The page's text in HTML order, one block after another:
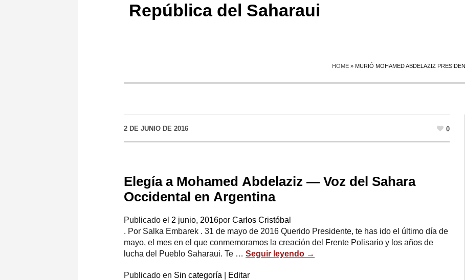
República del Saharaui
HOME » MURIÓ MOHAMED ABDELAZIZ
2 DE JUNIO DE 2016 0
Elegía a Mohamed Abdelaziz — Voz del Sahara
Occidental en Argentina
Publicado el 2 junio, 2016por Carlos Cristóbal
. Por Salka Embarek . 31 de mayo de 2016 Querido Presidente, te has ido el último día de
mayo, el mes en el que conmemoramos la creación del Frente Polisario y los años de
lucha del Pueblo Saharaui. Te … Seguir leyendo →
Publicado en Sin categoría Editar